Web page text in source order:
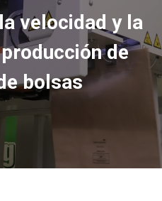
velocidad y la
de
bolsas